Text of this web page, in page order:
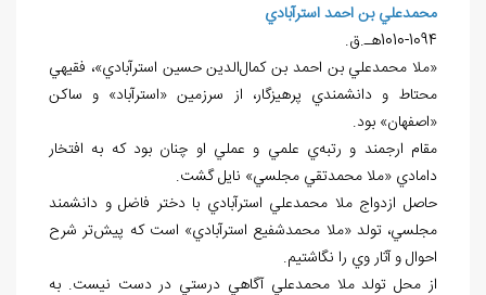
محمدعلي بن احمد استرآبادي
1010-1094هـ.ق.
«ملا محمدعلي بن احمد بن کمال‌الدين حسين استرآبادي»، فقيهي
محتاط و دانشمندي پرهيزگار، از سرزمين «استرآباد» و ساکن
«اصفهان» بود.
مقام ارجمند و رتبه‌ي علمي و عملي او چنان بود که به افتخار
دامادي «ملا محمدتقي مجلسي» نايل گشت.
حاصل ازدواج ملا محمدعلي استرآبادي با دختر فاضل و دانشمند
مجلسي، تولد «ملا محمدشفيع استرآبادي» است که پيش‌تر شرح
احوال و آثار وي را نگاشتيم.
از محل تولد ملا محمدعلي آگاهي درستي در دست نيست. به